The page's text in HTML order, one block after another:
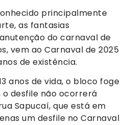
principalmente
as fantasias
do carnaval de
vem ao Carnaval de 2025
de existência.
anos de vida, o bloco foge
desfile não ocorrerá
Sapucaí, que está em
um desfile no Carnaval